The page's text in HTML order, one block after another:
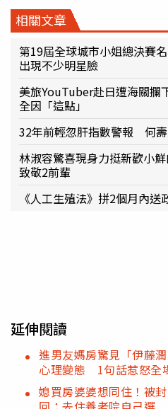
相關文章
第19屆全球城市小姐總決賽
出現不少明星臉
美旅YouTuber赴日遭海關
全因「這點」
32年前輕忽肝指數警報 何
林淑容驚喜現身力挺新歡小
致敬2前輩
《人工生殖法》拼2個月內
延伸閱讀
進男友媽房驚見「伊藤
心理變態 1句話惹怒全
媳買房婆婆想同住！被